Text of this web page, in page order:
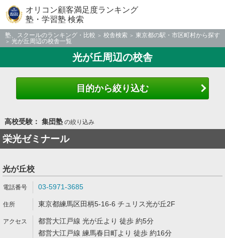
オリコン顧客満足度ランキング
塾・学習塾 検索
塾、スクールのランキング・比較 校舎検索
東京都の駅・市区町村から探す
光が丘周辺の校舎一覧
光が丘周辺の校舎
目的から絞り込む
高校受験： 集団塾の絞り込み
栄光ゼミナール
光が丘校
03-5971-3685
東京都練馬区田柄5-16-6 チュリス光が丘2F
都営大江戸線 光が丘より 徒歩 約5分
都営大江戸線 練馬春日町より 徒歩 約16分